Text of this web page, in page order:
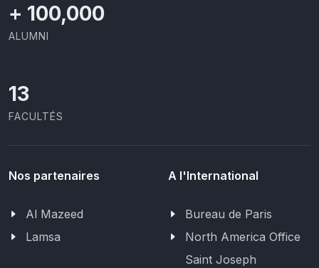
+ 100,000
ALUMNI
13
FACULTÉS
Nos partenaires
Al Mazeed
Lamsa
A l'International
Bureau de Paris
North America Office
Saint Joseph